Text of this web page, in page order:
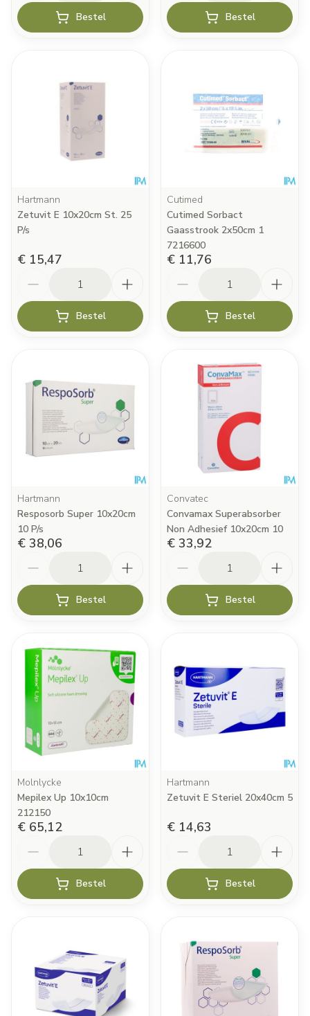
Bestel Bestel
Hartmann
Zetuvit E 10x20cm St. 25
P/s
€ 15,47
Bestel
Cutimed
Cutimed Sorbact
Gaasstrook 2x50cm 1
7216600
€ 11,76
Bestel
Hartmann
Resposorb Super 10x20cm
10 P/s
€ 38,06
Bestel
Convatec
Convamax Superabsorber
Non Adhesief 10x20cm 10
€ 33,92
Bestel
Molnlycke
Mepilex Up 10x10cm
212150
€ 65,12
Bestel
Hartmann
Zetuvit E Steriel 20x40cm 5
€ 14,63
Bestel